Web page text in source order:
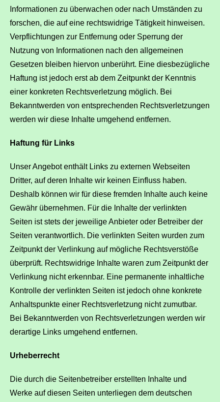
Informationen zu überwachen oder nach Umständen zu
forschen, die auf eine rechtswidrige Tätigkeit hinweisen.
Verpflichtungen zur Entfernung oder Sperrung der
Nutzung von Informationen nach den allgemeinen
Gesetzen bleiben hiervon unberührt. Eine diesbezügliche
Haftung ist jedoch erst ab dem Zeitpunkt der Kenntnis
einer konkreten Rechtsverletzung möglich. Bei
Bekanntwerden von entsprechenden Rechtsverletzungen
werden wir diese Inhalte umgehend entfernen.
Haftung für Links
Unser Angebot enthält Links zu externen Webseiten
Dritter, auf deren Inhalte wir keinen Einfluss haben.
Deshalb können wir für diese fremden Inhalte auch keine
Gewähr übernehmen. Für die Inhalte der verlinkten
Seiten ist stets der jeweilige Anbieter oder Betreiber der
Seiten verantwortlich. Die verlinkten Seiten wurden zum
Zeitpunkt der Verlinkung auf mögliche Rechtsverstöße
überprüft. Rechtswidrige Inhalte waren zum Zeitpunkt der
Verlinkung nicht erkennbar. Eine permanente inhaltliche
Kontrolle der verlinkten Seiten ist jedoch ohne konkrete
Anhaltspunkte einer Rechtsverletzung nicht zumutbar.
Bei Bekanntwerden von Rechtsverletzungen werden wir
derartige Links umgehend entfernen.
Urheberrecht
Die durch die Seitenbetreiber erstellten Inhalte und
Werke auf diesen Seiten unterliegen dem deutschen